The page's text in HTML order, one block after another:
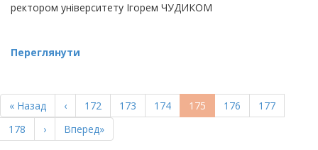
ректором університету Ігорем ЧУДИКОМ
Переглянути
НА
СТОРІНКИ
Перша
сторінка
« Назад
Попередня
сторінка
‹ Page
172 Page
173 Page
174
Поточна
сторінка
175 Page
176 Page
177
Page
178
Наступна
сторінка
›
Остання
сторінка
Вперед»